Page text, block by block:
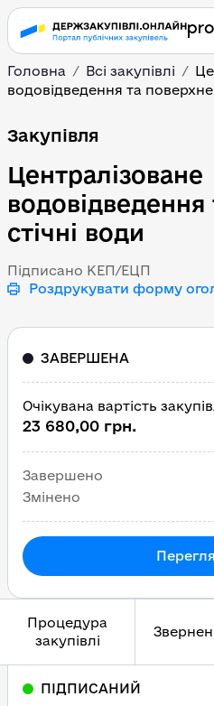
Головна Всі закупівлі
водовідведення та
Закупівля
Централізоване
водовідведення
стічні води
Підписано КЕП/ЕЦП
Роздрукувати форму
Процедура
закупівлі
ПІДПИСАНИЙ
ЗАВЕРШЕНА
Очікувана вартість
23 680,00 грн.
Завершено
Змінено